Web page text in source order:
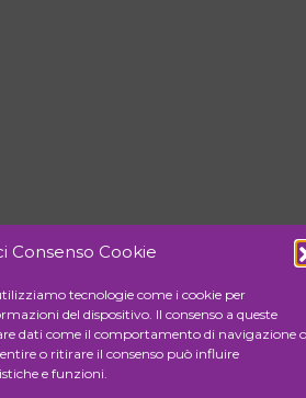
Consenso Cookie
tecnologie come i cookie per
del dispositivo. Il consenso a queste
dati come il comportamento di navigazione o
o ritirare il consenso può influire
e funzioni.
Initiative